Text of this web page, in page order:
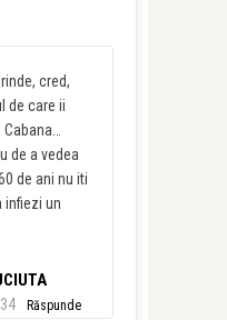
cred,
de care ii
de a vedea
de ani nu iti
infiezi un
Răspunde